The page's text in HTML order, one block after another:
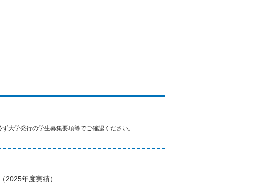
大学発行の学生募集要項等でご確認ください。
2025年度実績）